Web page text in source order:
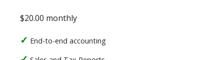
$20.00 monthly
End-to-end accounting